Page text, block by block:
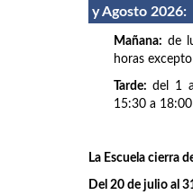
y Agosto 2026:
Mañana: de
horas
Tarde: del 1
15:30 a
La Escuela cierra
Del 20 de julio al